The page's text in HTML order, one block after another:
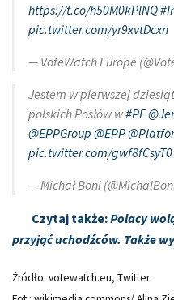
https://t.co/h50M0kPlNQ
pic.twitter.com/yr9xvtDcxn
— VoteWatch Europe
Jestem w pierwszej
polskich Posłów w#PE
@EPPGroup @EPP
pic.twitter.com/gwf8fCsyT0
— Michał Boni
Czytaj także:Polacy
przyjąć uchodźców. Także
Źródło: votewatch.eu, Twitter